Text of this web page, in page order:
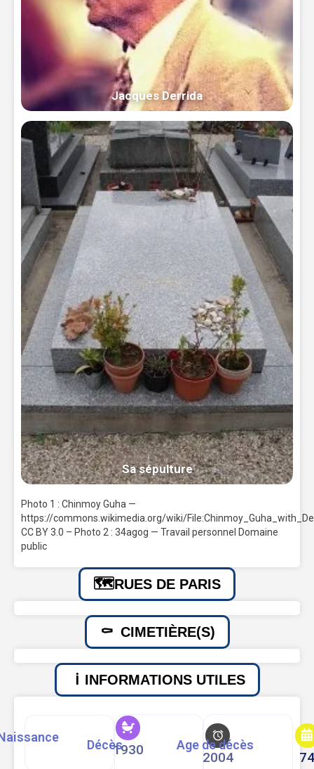
Jacques Derrida
Sa sépulture
Photo 1 : Chinmoy Guha —
https://commons.wikimedia.org/wiki/
CC BY 3.0 – Photo 2 : 34agog — Travail personnel Domaine
public
RUES DE PARIS
CIMETIÈRE(S)
INFORMATIONS UTILES
1930
Décès
2004
Age de décès